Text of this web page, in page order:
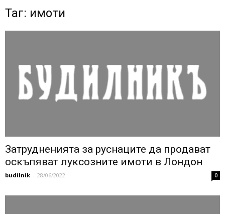
Таг: имоти
Затрудненията за руснаците да продават
оскъпяват луксозните имоти в Лондон
budilnik - 28/06/2022 0